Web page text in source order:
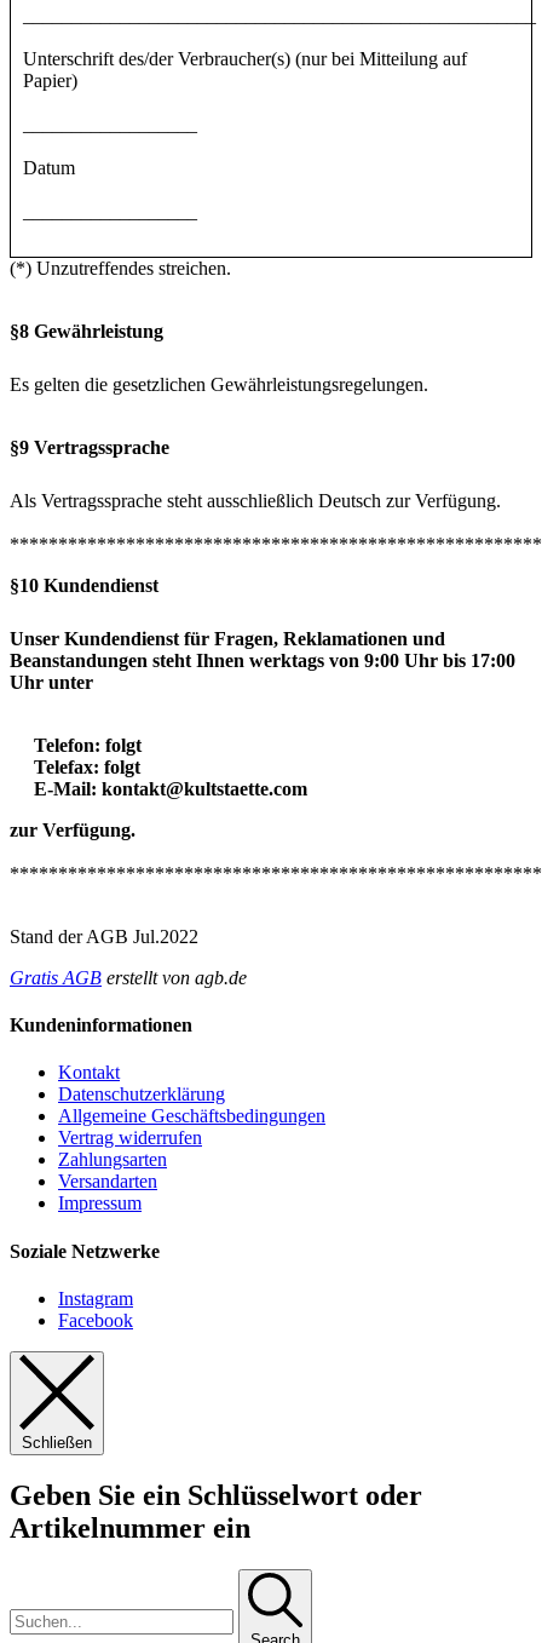
Unterschrift des/der Verbraucher(s) (nur bei Mitteilung auf
Papier)
Datum
(*) Unzutreffendes streichen.
§8 Gewährleistung
Es gelten die gesetzlichen Gewährleistungsregelungen.
§9 Vertragssprache
Als Vertragssprache steht ausschließlich Deutsch zur Verfügung.
§10 Kundendienst
Unser Kundendienst für Fragen, Reklamationen und
Beanstandungen steht Ihnen werktags von 9:00 Uhr bis 17:00
Uhr unter
Telefon: folgt
Telefax: folgt
E-Mail: kontakt@kultstaette.com
zur Verfügung.
Stand der AGB Jul.2022
Gratis AGB erstellt von agb.de
Kundeninformationen
Kontakt
Datenschutzerklärung
Allgemeine Geschäftsbedingungen
Vertrag widerrufen
Zahlungsarten
Versandarten
Impressum
Soziale Netzwerke
Instagram
Facebook
Schließen
Geben Sie ein Schlüsselwort oder
Artikelnummer ein